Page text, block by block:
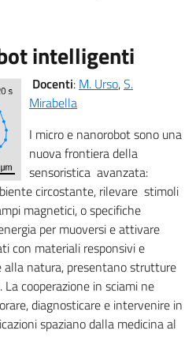
intelligenti
Docenti: M. Urso,S.
Mirabella
I micro e nanorobot sono una
nuova frontiera della
sensoristica avanzata:
circostante, rilevare stimoli
magnetici, o specifiche
per muoversi e attivare
con materiali responsivi e
natura, presentano strutture
cooperazione in sciami ne
diagnosticare e intervenire in
spaziano dalla medicina al